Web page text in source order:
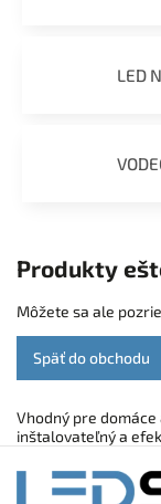
LED
Produkty
Môžete sa ale
Späť do obchodu
Vhodný pre
inštalovateľný a